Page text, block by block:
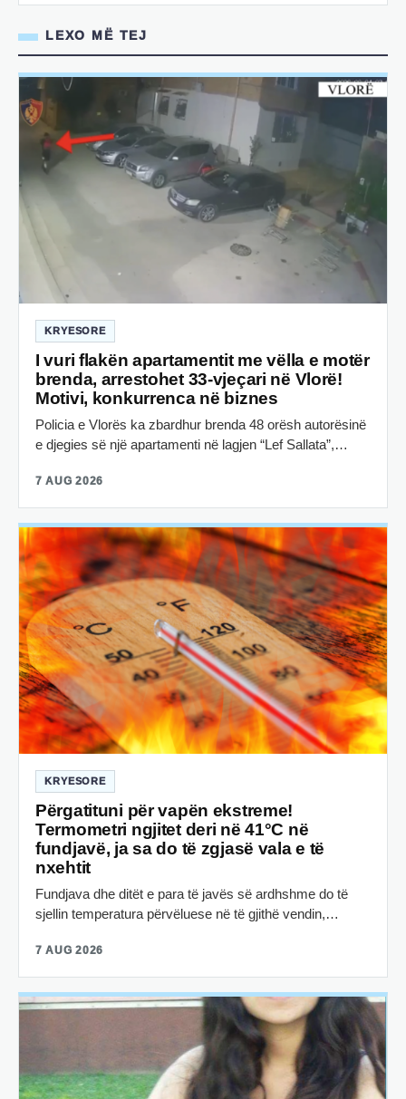
LEXO MË TEJ
KRYESORE
I vuri flakën apartamentit me vëlla e motër
brenda, arrestohet 33-vjeçari në Vlorë!
Motivi, konkurrenca në biznes
Policia e Vlorës ka zbardhur brenda 48 orësh autorësinë
e djegies së një apartamenti në lagjen “Lef Sallata”,…
7 AUG 2026
KRYESORE
Përgatituni për vapën ekstreme!
Termometri ngjitet deri në 41°C në
fundjavë, ja sa do të zgjasë vala e të
nxehtit
Fundjava dhe ditët e para të javës së ardhshme do të
sjellin temperatura përvëluese në të gjithë vendin,…
7 AUG 2026